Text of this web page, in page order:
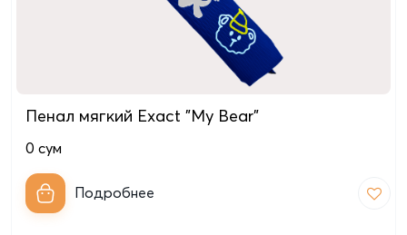
Пенал мягкий Exact "My Bear"
0 сум
Подробнее